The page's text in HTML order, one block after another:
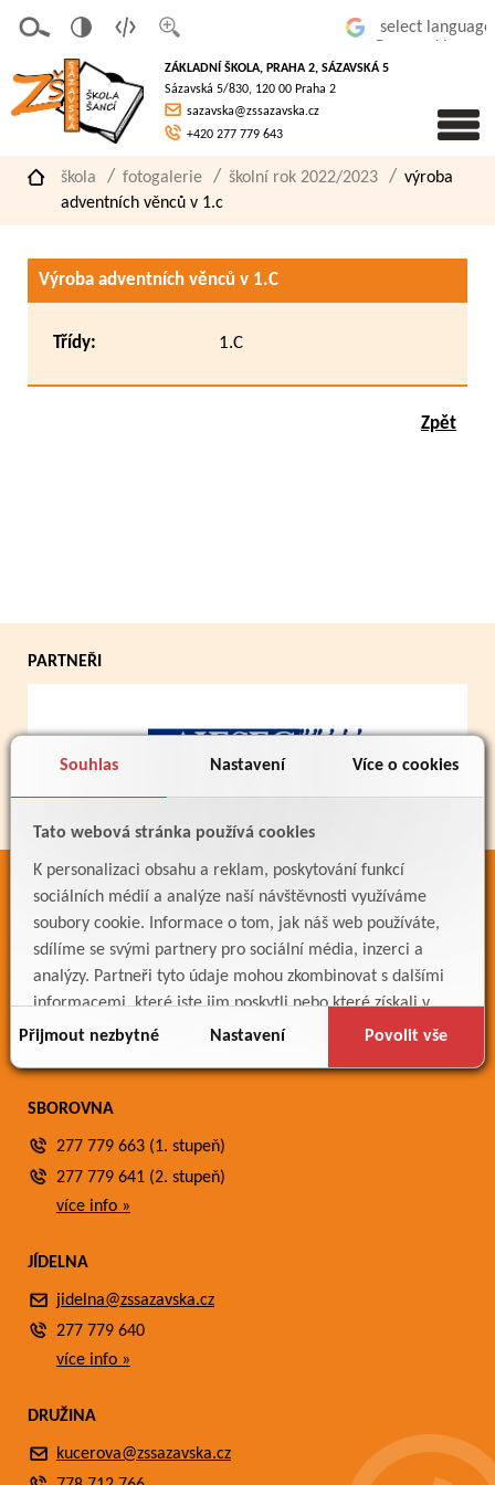
Souhlas Nastavení Více o cookies
Tato webová stránka používá cookies
K personalizaci obsahu a reklam, poskytování funkcí
sociálních médií a analýze naší návštěvnosti využíváme
soubory cookie. Informace o tom, jak náš web používáte,
sdílíme se svými partnery pro sociální média, inzerci a
analýzy. Partneři tyto údaje mohou zkombinovat s dalšími
informacemi, které jste jim poskytli nebo které získali v
důsledku toho, že používáte jejich služby.
Přijmout nezbytné Nastavení Povolit vše
písmo
á
verze
pro
slaboz
raké
ZÁKLADNÍ ŠKOLA, PRAHA 2, SÁZAVSKÁ 5
Sázavská 5/830, 120 00 Praha 2
sazavska@zssazavska.cz
+420 277 779 643
škola fotogalerie školní rok 2022/2023
výroba
adventních věnců v 1.c
Výroba adventních věnců v 1.C
Třídy: 1.C
Zpět
PARTNEŘI
ODKAZY
Bakaláři
Jídelníček
Meteostanice
SBOROVNA
277 779 663 (1. stupeň)
277 779 641 (2. stupeň)
více info »
JÍDELNA
jidelna@zssazavska.cz
277 779 640
více info »
DRUŽINA
kucerova@zssazavska.cz